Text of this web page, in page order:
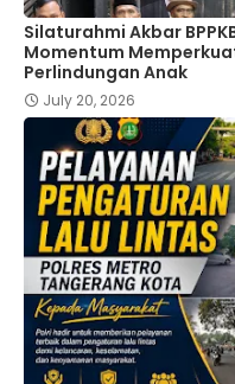
Silaturahmi Akbar
Momentum
Perlindungan Anak
July 20, 2026